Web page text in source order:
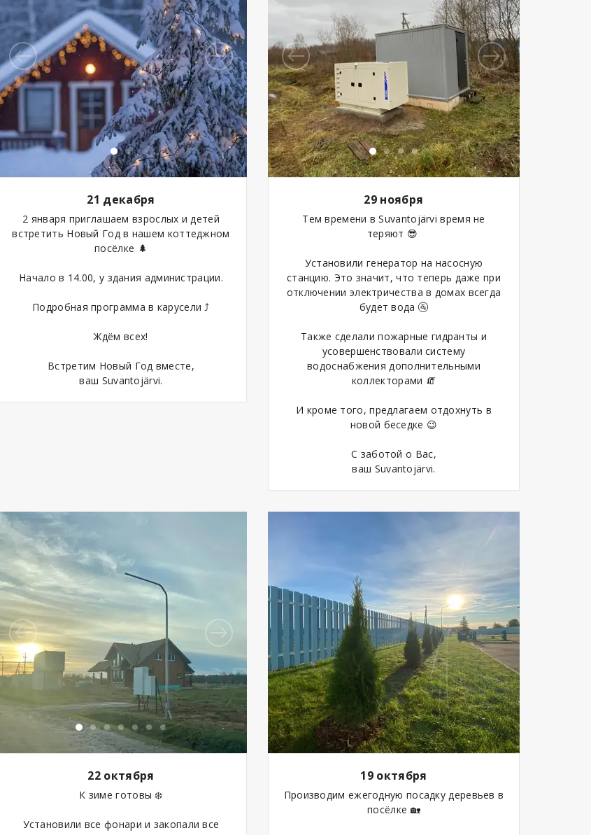
21 декабря
2 января приглашаем взрослых и детей
встретить Новый Год в нашем коттеджном
посёлке 🌲
Начало в 14.00, у здания администрации.
Подробная программа в карусели ⤴️
Ждём всех!
Встретим Новый Год вместе,
ваш Suvantojärvi.
29 ноября
Тем времени в Suvantojärvi время не
теряют 😎
Установили генератор на насосную
станцию. Это значит, что теперь даже при
отключении электричества в домах всегда
будет вода 🚰
Также сделали пожарные гидранты и
усовершенствовали систему
водоснабжения дополнительными
коллекторами 🧯
И кроме того, предлагаем отдохнуть в
новой беседке 😉
С заботой о Вас,
ваш Suvantojärvi.
22 октября
К зиме готовы ❄️
Установили все фонари и закопали все
19 октября
Производим ежегодную посадку деревьев в
посёлке 🏡